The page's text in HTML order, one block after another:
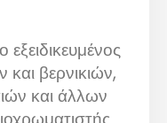
εξειδικευμένος
βερνικιών,
και άλλων